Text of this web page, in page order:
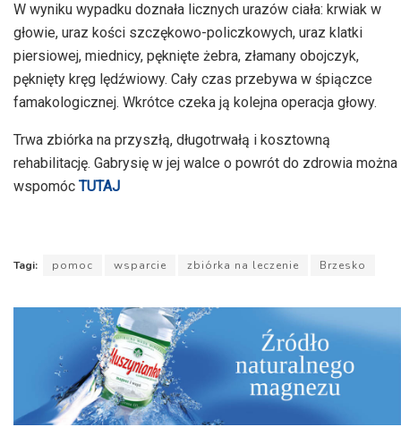
W wyniku wypadku doznała licznych urazów ciała: krwiak w
głowie, uraz kości szczękowo-policzkowych, uraz klatki
piersiowej, miednicy, pęknięte żebra, złamany obojczyk,
pęknięty kręg lędźwiowy. Cały czas przebywa w śpiączce
famakologicznej. Wkrótce czeka ją kolejna operacja głowy.
Trwa zbiórka na przyszłą, długotrwałą i kosztowną
rehabilitację. Gabrysię w jej walce o powrót do zdrowia można
wspomóc TUTAJ
Tagi: pomoc wsparcie zbiórka na leczenie Brzesko